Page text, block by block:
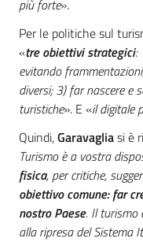
più forte».
Per le politiche sul
«tre obiettivi strategici:
evitando
diversi; 3) far nascere e
turistiche». E «il digitale
Quindi,Garavagliasi è
Turismo è a vostra
fisica, per critiche,
obiettivo comune: far
nostro Paese. Il turismo
alla ripresa del Sistema